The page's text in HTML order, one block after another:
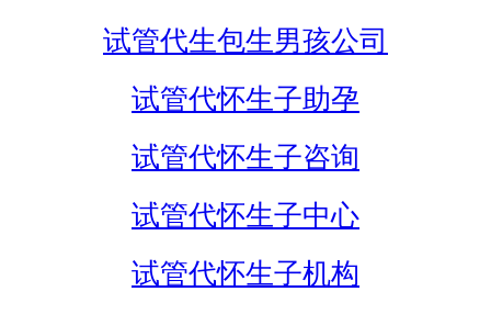
试管代生包生男孩公司
试管代怀生子助孕
试管代怀生子咨询
试管代怀生子中心
试管代怀生子机构